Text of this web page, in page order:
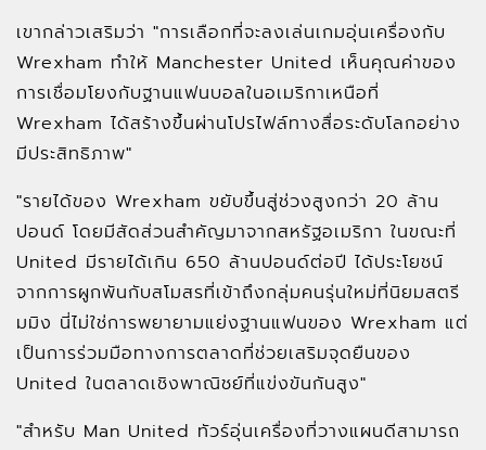
เขากล่าวเสริมว่า "การเลือกที่จะลงเล่นเกมอุ่นเครื่องกับ
Wrexham ทำให้ Manchester United เห็นคุณค่าของ
การเชื่อมโยงกับฐานแฟนบอลในอเมริกาเหนือที่
Wrexham ได้สร้างขึ้นผ่านโปรไฟล์ทางสื่อระดับโลกอย่าง
มีประสิทธิภาพ"
"รายได้ของ Wrexham ขยับขึ้นสู่ช่วงสูงกว่า 20 ล้าน
ปอนด์ โดยมีสัดส่วนสำคัญมาจากสหรัฐอเมริกา ในขณะที่
United มีรายได้เกิน 650 ล้านปอนด์ต่อปี ได้ประโยชน์
จากการผูกพันกับสโมสรที่เข้าถึงกลุ่มคนรุ่นใหม่ที่นิยมสตรี
มมิง นี่ไม่ใช่การพยายามแย่งฐานแฟนของ Wrexham แต่
เป็นการร่วมมือทางการตลาดที่ช่วยเสริมจุดยืนของ
United ในตลาดเชิงพาณิชย์ที่แข่งขันกันสูง"
"สำหรับ Man United ทัวร์อุ่นเครื่องที่วางแผนดีสามารถ